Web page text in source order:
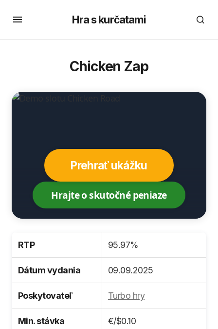
Hra s kurčatami
Chicken Zap
Prehrať ukážku
Hrajte o skutočné peniaze
RTP 95.97%
Dátum vydania 09.09.2025
Poskytovateľ Turbo hry
Min. stávka €/$0.10